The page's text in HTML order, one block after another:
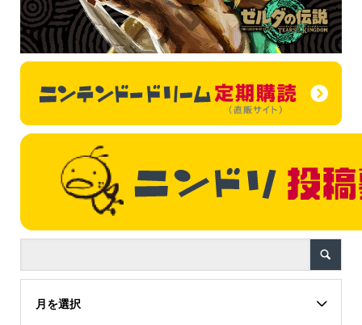
月を選択